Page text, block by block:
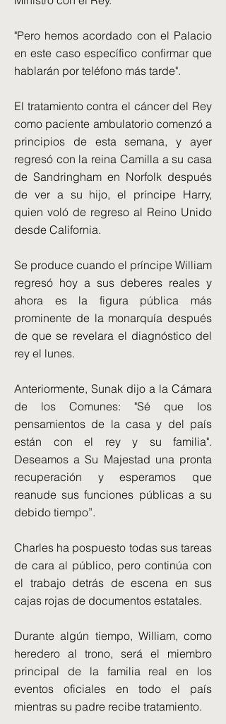
"Pero hemos acordado con el Palacio
en este caso específico confirmar que
hablarán por teléfono más tarde".
El tratamiento contra el cáncer del Rey
como paciente ambulatorio comenzó a
principios de esta semana, y ayer
regresó con la reina Camilla a su casa
de Sandringham en Norfolk después
de ver a su hijo, el príncipe Harry,
quien voló de regreso al Reino Unido
desde California.
Se produce cuando el príncipe William
regresó hoy a sus deberes reales y
ahora es la figura pública más
prominente de la monarquía después
de que se revelara el diagnóstico del
rey el lunes.
Anteriormente, Sunak dijo a la Cámara
de los Comunes: "Sé que los
pensamientos de la casa y del país
están con el rey y su familia".
Deseamos a Su Majestad una pronta
recuperación y esperamos que
reanude sus funciones públicas a su
debido tiempo”.
Charles ha pospuesto todas sus tareas
de cara al público, pero continúa con
el trabajo detrás de escena en sus
cajas rojas de documentos estatales.
Durante algún tiempo, William, como
heredero al trono, será el miembro
principal de la familia real en los
eventos oficiales en todo el país
mientras su padre recibe tratamiento.